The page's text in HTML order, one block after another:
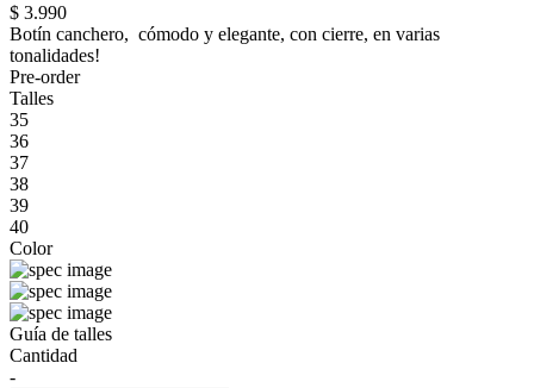
$ 3.990
Botín canchero, cómodo y elegante, con cierre, en varias
tonalidades!
Pre-order
Talles
35
36
37
38
39
40
Color
Guía de talles
Cantidad
-